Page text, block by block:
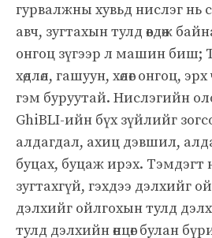
гурвалжны хувьд нислэг нь
авч, зугтахын тулд өвдөж
онгоц зүгээр л машин биш;
хөдлөл, гашуун, хөлөг онгоц, эрх
гэм буруутай. Нислэгийн
GhiBLI-ийн бүх зүйлийг
алдагдал, ахиц дэвшил,
буцах, буцаж ирэх. Тэмдэгт
зугтахгүй, гэхдээ дэлхийг
дэлхийг ойлгохын тулд
тулд дэлхийн өнцөг булан